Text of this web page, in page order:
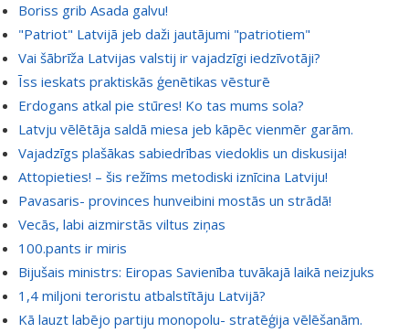
Boriss grib Asada galvu!
"Patriot" Latvijā jeb daži jautājumi "patriotiem"
Vai šābrīža Latvijas valstij ir vajadzīgi iedzīvotāji?
Īss ieskats praktiskās ģenētikas vēsturē
Erdogans atkal pie stūres! Ko tas mums sola?
Latvju vēlētāja saldā miesa jeb kāpēc vienmēr garām.
Vajadzīgs plašākas sabiedrības viedoklis un diskusija!
Attopieties! – šis režīms metodiski iznīcina Latviju!
Pavasaris- provinces hunveibini mostās un strādā!
Vecās, labi aizmirstās viltus ziņas
100.pants ir miris
Bijušais ministrs: Eiropas Savienība tuvākajā laikā neizjuks
1,4 miljoni teroristu atbalstītāju Latvijā?
Kā lauzt labējo partiju monopolu- stratēģija vēlēšanām.